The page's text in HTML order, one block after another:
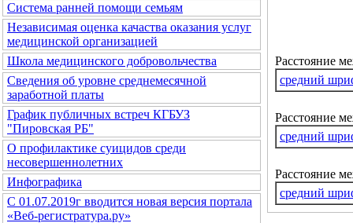
Система ранней помощи семьям
Независимая оценка качаства оказания услуг
медицинской организацией
Школа медицинского добровольчества
Сведения об уровне среднемесячной
заработной платы
График публичных встреч КГБУЗ
"Пировская РБ"
О профилактике суицидов среди
несовершеннолетних
Инфографика
С 01.07.2019г вводится новая версия портала
«Веб-регистратура.ру»
Расстояние
средний
Расстояние
средний
Расстояние
средний